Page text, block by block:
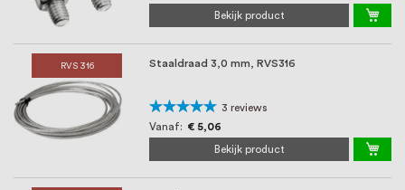
Bekijk product
RVS 316 Staaldraad 3,0 mm, RVS316
Waardering:
100%
3 reviews
Vanaf
€ 5,06
Bekijk product